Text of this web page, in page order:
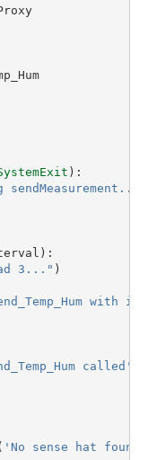
):
):
3..." )
with
called'
'No sense hat